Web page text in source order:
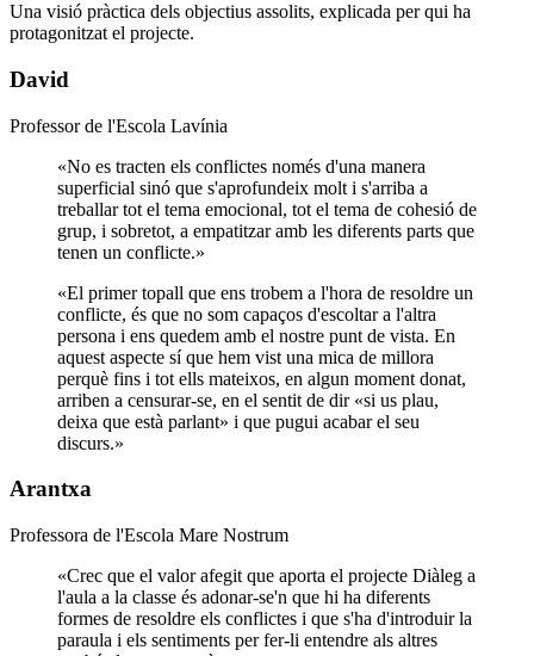
Una visió pràctica dels objectius assolits, explicada per qui ha
protagonitzat el projecte.
David
Professor de l'Escola Lavínia
«No es tracten els conflictes només d'una manera
superficial sinó que s'aprofundeix molt i s'arriba a
treballar tot el tema emocional, tot el tema de cohesió de
grup, i sobretot, a empatitzar amb les diferents parts que
tenen un conflicte.»
«El primer topall que ens trobem a l'hora de resoldre un
conflicte, és que no som capaços d'escoltar a l'altra
persona i ens quedem amb el nostre punt de vista. En
aquest aspecte sí que hem vist una mica de millora
perquè fins i tot ells mateixos, en algun moment donat,
arriben a censurar-se, en el sentit de dir «si us plau,
deixa que està parlant» i que pugui acabar el seu
discurs.»
Arantxa
Professora de l'Escola Mare Nostrum
«Crec que el valor afegit que aporta el projecte Diàleg a
l'aula a la classe és adonar-se'n que hi ha diferents
formes de resoldre els conflictes i que s'ha d'introduir la
paraula i els sentiments per fer-li entendre als altres